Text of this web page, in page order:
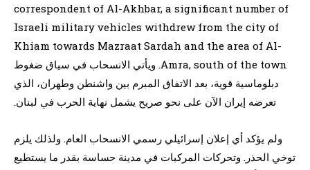
correspondent of Al-Akhbar, a significant number of
Israeli military vehicles withdrew from the city of
Khiam towards Mazraat Sardah and the area of Al-
Amra, south of the town. ويأتي الانسحاب في سياق ضغوط
دبلوماسية قوية، بعد الاتفاق المبرم بين واشنطن وطهران، الذي
تعرضه إيران الآن على نحو صريح يشمل نهاية الحرب في لبنان.
ولم يؤكد أي إعلان إسرائيلي رسمي الانسحاب العام. ولذلك يلزم
توخي الحذر. وتحركات المركبات في مدينة حساسة بقدر ما يستطيع